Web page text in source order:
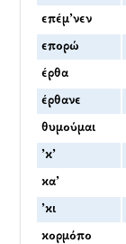
επέμ’νεν
επορώ
έρθα
έρθανε
θυμούμαι
’κ’
κα’
’κι
κορμόπο